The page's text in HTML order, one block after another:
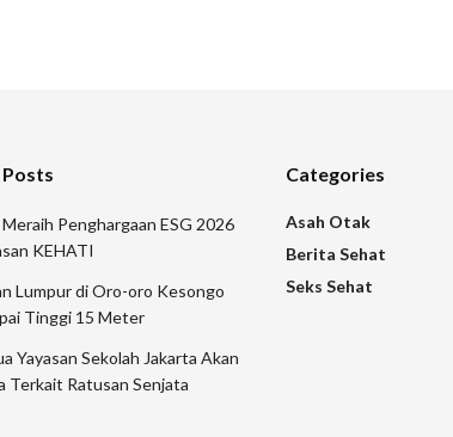
Penghargaan ESG 2026
KEHATI
Lumpur di Oro-oro Kesongo
Tinggi 15 Meter
Yayasan Sekolah Jakarta Akan
Terkait Ratusan Senjata
Categories
Asah Otak
Berita Sehat
Seks Sehat